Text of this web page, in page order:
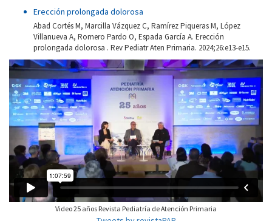
Erección prolongada dolorosa
Abad Cortés M, Marcilla Vázquez C, Ramírez Piqueras M, López
Villanueva A, Romero Pardo O, Espada García A. Erección
prolongada dolorosa . Rev Pediatr Aten Primaria. 2024;26:e13-e15.
Video 25 años Revista Pediatría de Atención Primaria